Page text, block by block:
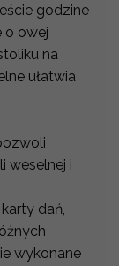
godzine
o owej
na
ułatwia
weselnej i
dań,
wykonane